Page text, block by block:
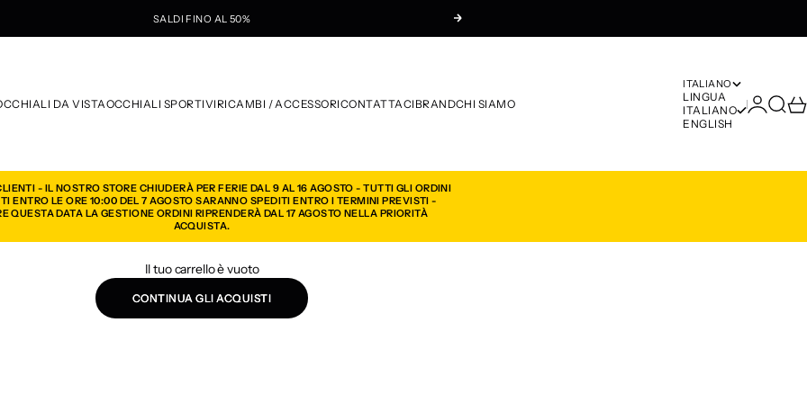
SALDI FINO AL 50%
Successivo
DA VISTAOCCHIALI SPORTIVI RICAMBI / ACCESSORICONTATTACI BRANDCHI SIAMO
ITALIANO
LINGUA
ITALIANO
ENGLISH
AccediCerca
- IL NOSTRO STORE CHIUDERÀ PER FERIE DAL 9 AL 16 AGOSTO - TUTTI GLI ORDINI
ENTRO LE ORE 10:00 DEL 7 AGOSTO SARANNO SPEDITI ENTRO I TERMINI PREVISTI -
QUESTA DATA LA GESTIONE ORDINI RIPRENDERÀ DAL 17 AGOSTO NELLA PRIORITÀ
ACQUISTA.
Il tuo carrello è vuoto
CONTINUA GLI ACQUISTI